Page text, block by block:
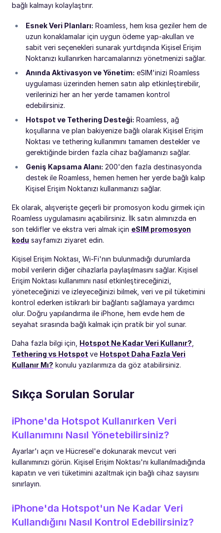
bağlı kalmayı kolaylaştırır.
Esnek Veri Planları: Roamless, hem kısa geziler hem de
uzun konaklamalar için uygun ödeme yap-akullan ve
sabit veri seçenekleri sunarak yurtdışında Kişisel Erişim
Noktanızı kullanırken harcamalarınızı yönetmenizi sağlar.
Anında Aktivasyon ve Yönetim: eSIM'inizi Roamless
uygulaması üzerinden hemen satın alıp etkinleştirebilir,
verilerinizi her an her yerde tamamen kontrol
edebilirsiniz.
Hotspot ve Tethering Desteği: Roamless, ağ
koşullarına ve plan bakiyenize bağlı olarak Kişisel Erişim
Noktası ve tethering kullanımını tamamen destekler ve
gerektiğinde birden fazla cihaz bağlamanızı sağlar.
Geniş Kapsama Alanı: 200'den fazla destinasyonda
destek ile Roamless, hemen hemen her yerde bağlı kalıp
Kişisel Erişim Noktanızı kullanmanızı sağlar.
Ek olarak, alışverişte geçerli bir promosyon kodu girmek için
Roamless uygulamasını açabilirsiniz. İlk satın alımınızda en
son teklifler ve ekstra veri almak için eSIM promosyon
kodu sayfamızı ziyaret edin.
Kişisel Erişim Noktası, Wi-Fi'nın bulunmadığı durumlarda
mobil verilerin diğer cihazlarla paylaşılmasını sağlar. Kişisel
Erişim Noktası kullanımını nasıl etkinleştireceğinizi,
yöneteceğinizi ve izleyeceğinizi bilmek, veri ve pil tüketimini
kontrol ederken istikrarlı bir bağlantı sağlamaya yardımcı
olur. Doğru yapılandırma ile iPhone, hem evde hem de
seyahat sırasında bağlı kalmak için pratik bir yol sunar.
Daha fazla bilgi için, Hotspot Ne Kadar Veri Kullanır?
Tethering vs Hotspot ve Hotspot Daha Fazla Veri
Kullanır Mı? konulu yazılarımıza da göz atabilirsiniz.
Sıkça Sorulan Sorular
iPhone'da Hotspot Kullanırken Veri
Kullanımını Nasıl Yönetebilirsiniz?
Ayarlar'ı açın ve Hücresel'e dokunarak mevcut veri
kullanımınızı görün. Kişisel Erişim Noktası'nı kullanılmadığında
kapatın ve veri tüketimini azaltmak için bağlı cihaz sayısını
sınırlayın.
iPhone'da Hotspot'un Ne Kadar Veri
Kullandığını Nasıl Kontrol Edebilirsiniz?